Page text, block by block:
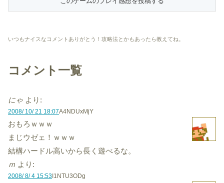
いつもナイスなコメントありがとう！攻略法とかもあったら教えてね。
コメント一覧
にゃ より:
2008/ 10/ 21 18:07A4NDUxMjY
おもろｗｗｗ
まじウゼェ！ｗｗｗ
結構ハードル高いから長く遊べるな。
ｍ より:
2008/ 8/ 4 15:53I1NTU3ODg